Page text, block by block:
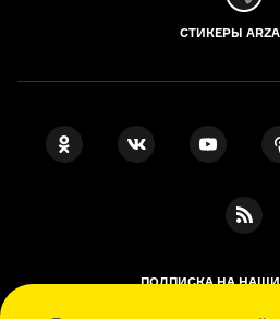
СТИКЕРЫ
ПОДПИСКА НА